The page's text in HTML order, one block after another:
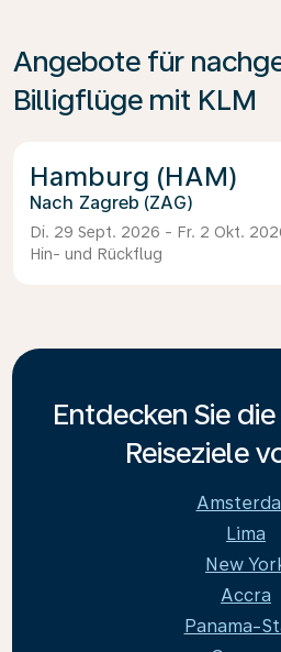
Angebote für
Billigflüge mit KLM
Hamburg (HAM)
Zagreb (ZAG)
Di. 29 Sept. 2026 - Fr. 2 Okt.
Hin- und Rückflug
Entdecken Sie
Reiseziele
Lima
New
Accra
Panama-